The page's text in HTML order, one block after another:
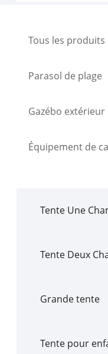
Tous les produits
Parasol de plage
Gazébo extérieur
Équipement de
Tente Une
Tente Deux
Grande tente
Tente pour